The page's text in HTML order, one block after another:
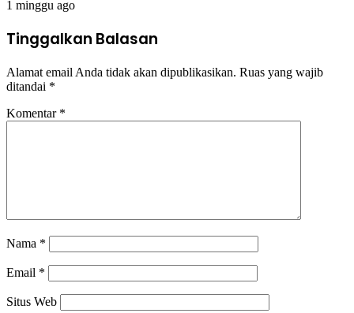
1 minggu ago
Tinggalkan Balasan
Alamat email Anda tidak akan dipublikasikan. Ruas yang wajib
ditandai *
Komentar *
Nama *
Email *
Situs Web